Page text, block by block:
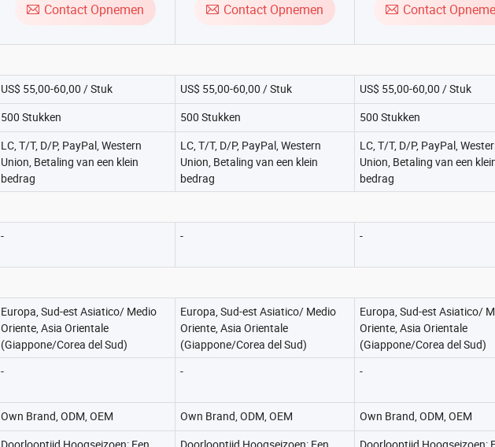
Contact Opnemen Contact Opnemen Contact
US$ 55,00-60,00 / Stuk US$ 55,00-60,00 / Stuk US$ 55,00-60,00 / Stuk
500 Stukken 500 Stukken 500 Stukken
LC, T/T, D/P, PayPal, Western
Union, Betaling van een klein
bedrag
LC, T/T, D/P, PayPal, Western
Union, Betaling van een klein
bedrag
LC, T/T, D/P, PayPal,
Union, Betaling van een
bedrag
- - -
Europa, Sud-est Asiatico/ Medio
Oriente, Asia Orientale
(Giappone/Corea del Sud)
Europa, Sud-est Asiatico/ Medio
Oriente, Asia Orientale
(Giappone/Corea del Sud)
Europa, Sud-est Asiatico/
Oriente, Asia Orientale
(Giappone/Corea del Sud)
- - -
Own Brand, ODM, OEM Own Brand, ODM, OEM Own Brand, ODM, OEM